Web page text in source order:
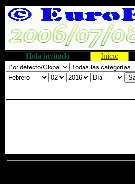
Hola invitado Inicio